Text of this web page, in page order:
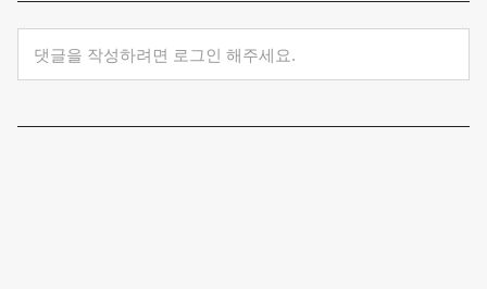
댓글을 작성하려면 로그인 해주세요.